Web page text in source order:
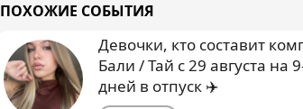
ПОХОЖИЕ СОБЫТИЯ
Девочки, кто составит
Бали / Тай с 29 августа на
дней в отпуск ✈️